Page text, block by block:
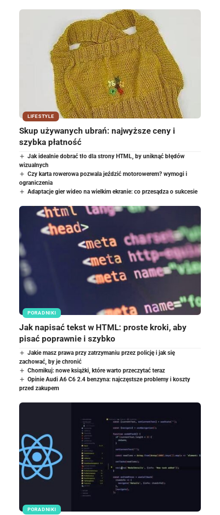
LIFESTYLE
Skup używanych ubrań: najwyższe ceny i
szybka płatność
Jak idealnie dobrać tło dla strony HTML, by uniknąć błędów
wizualnych
Czy karta rowerowa pozwala jeździć motorowerem? wymogi i
ograniczenia
Adaptacje gier wideo na wielkim ekranie: co przesądza o sukcesie
PORADNIKI
Jak napisać tekst w HTML: proste kroki, aby
pisać poprawnie i szybko
Jakie masz prawa przy zatrzymaniu przez policję i jak się
zachować, by je chronić
Chomikuj: nowe książki, które warto przeczytać teraz
Opinie Audi A6 C6 2.4 benzyna: najczęstsze problemy i koszty
przed zakupem
PORADNIKI